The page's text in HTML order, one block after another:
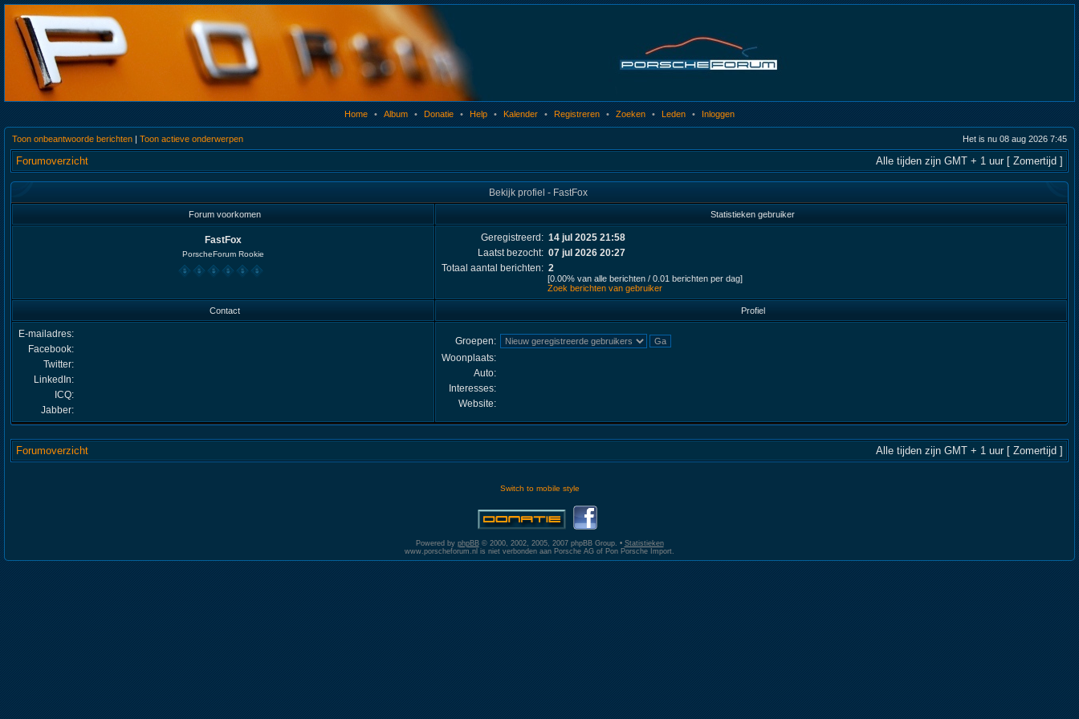
Home • Album • Donatie • Help • Kalender • Registreren • Zoeken • Leden • Inloggen
Toon onbeantwoorde berichten | Toon actieve onderwerpen Het is nu 08 aug 2026 7:45
Forumoverzicht Alle tijden zijn GMT + 1 uur [ Zomertijd ]
Bekijk profiel - FastFox
Forum voorkomen Statistieken gebruiker
FastFox
PorscheForum Rookie
Geregistreerd: 14 jul 2025 21:58
Laatst bezocht: 07 jul 2026 20:27
Totaal aantal berichten: 2
[0.00% van alle berichten / 0.01 berichten per dag]
Zoek berichten van gebruiker
Contact Profiel
E-mailadres:
Facebook:
Twitter:
LinkedIn:
ICQ:
Jabber:
Groepen:
Woonplaats:
Auto:
Interesses:
Website:
Forumoverzicht Alle tijden zijn GMT + 1 uur [ Zomertijd ]
Switch to mobile style
Powered by phpBB© 2000, 2002, 2005, 2007 phpBB Group. • Statistieken
www.porscheforum.nl is niet verbonden aan Porsche AG of Pon Porsche Import.